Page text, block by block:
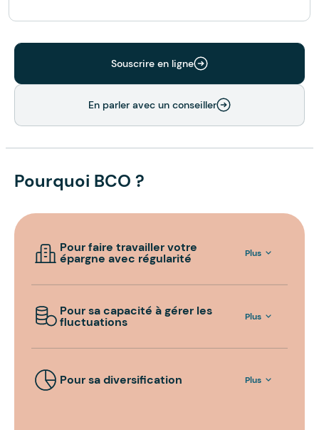
Souscrire en ligne
En parler avec un conseiller
Pourquoi BCO ?
Pour faire travailler votre
épargne avec régularité Plus
Pour sa capacité à gérer les
fluctuations Plus
Pour sa diversification Plus